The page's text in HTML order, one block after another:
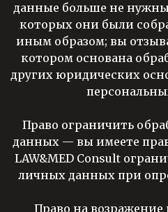
данные больше не нужны
которых они были
иным образом; вы
котором основана
других юридических
Право ограничить
данных— вы имеете
LAW&MED Consult
личных данных при
Право на